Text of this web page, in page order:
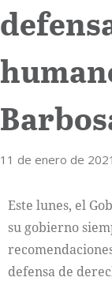
11 de enero de 2021
Este lunes, el
su gobierno
defensa de